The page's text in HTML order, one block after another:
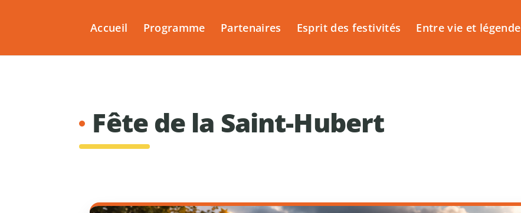
Accueil Programme Partenaires Esprit des festivités Entre vie et légende
Fête de la Saint-Hubert